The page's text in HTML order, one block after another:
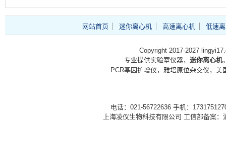
器SLLG033NS
网站首页 迷你离心机 高速离心机 低速
Copyright 2017-2027
专业提供实验室仪器， 迷你离心机
PCR基因扩增仪，雅培原位杂交仪，
电话：021-56722636 手机：
上海凌仪生物科技有限公司 工信部备案：